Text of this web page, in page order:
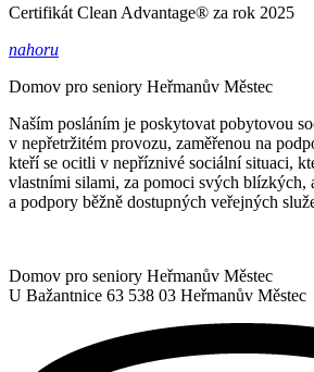
Certifikát Clean Advantage® za rok 2025
nahoru
Domov pro seniory Heřmanův Městec
Naším posláním je poskytovat pobytovou
v nepřetržitém provozu, zaměřenou na
kteří se ocitli v nepříznivé sociální situaci,
vlastními silami, za pomoci svých blízkých,
a podpory běžně dostupných veřejných
Domov pro seniory Heřmanův Městec
U Bažantnice 63 538 03 Heřmanův Městec